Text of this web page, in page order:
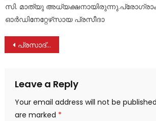
സി. മാത്യു
ഓർഡിനേറ്റേഴ്‌സായ പ്രസീദാ
Post
പ്രസാദ് കുരുവിള കെ.സി.ബി.സി. മദ്യവിരുദ്ധ സമിതി സംസ്ഥാന സെക്രട്ടറി
Leave a Reply
Your email address will not be
are marked *